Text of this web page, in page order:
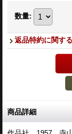
数量:
返品特約に関す
商品詳細